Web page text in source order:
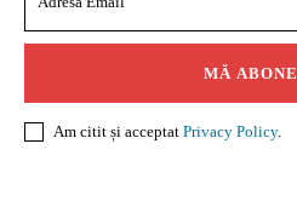
MĂ
Am citit și acceptat Privacy Policy.